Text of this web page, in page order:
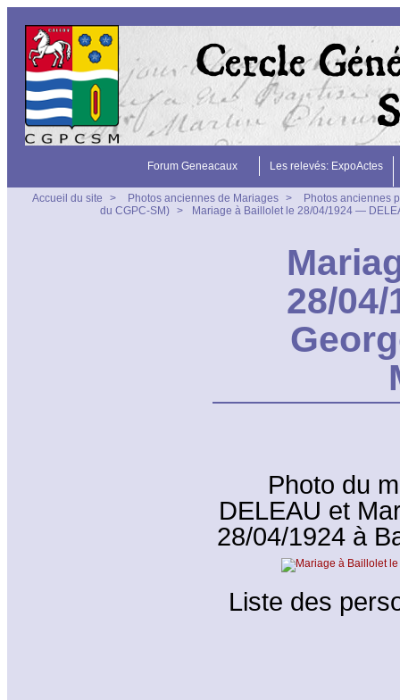
Forum Geneacaux Les relevés: ExpoActes
Accueil du site > Photos anciennes de Mariages >
Photos anciennes
du CGPC-SM) > Mariage à Baillolet le 28/04/1924 —
28/
Photo du
DELEAU et
28/04/1924 à
Liste des